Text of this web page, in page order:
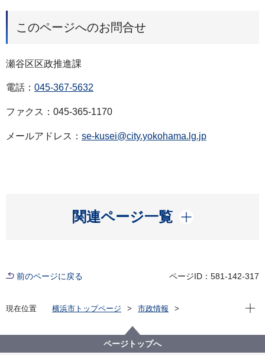
このページへのお問合せ
瀬谷区区政推進課
電話： 045-367-5632
ファクス：045-365-1170
メールアドレス： se-kusei@city.yokohama.lg.jp
関連ページ一覧
開く
前のページに戻る ページID：581-142-317
現在位置 横浜市トップページ
市政情報
瀬谷オープンガーデン2024
現在
ページトップへ